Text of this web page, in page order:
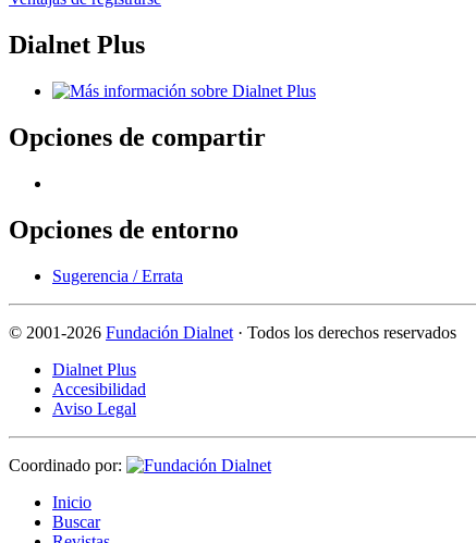
Dialnet Plus
Opciones de compartir
Opciones de entorno
Sugerencia / Errata
© 2001-2026 Fundación Dialnet · Todos los derechos reservados
Dialnet Plus
Accesibilidad
Aviso Legal
Coordinado por:
Inicio
Buscar